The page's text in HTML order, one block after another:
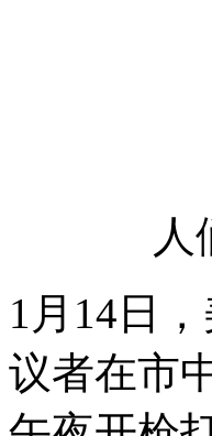
1月14日
议者在市